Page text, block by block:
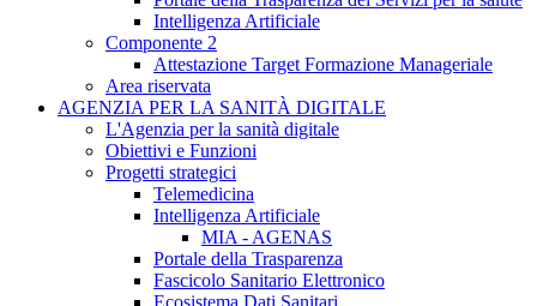
Intelligenza Artificiale
Componente 2
Attestazione Target Formazione Manageriale
Area riservata
AGENZIA PER LA SANITÀ DIGITALE
L'Agenzia per la sanità digitale
Obiettivi e Funzioni
Progetti strategici
Telemedicina
Intelligenza Artificiale
MIA - AGENAS
Portale della Trasparenza
Fascicolo Sanitario Elettronico
Ecosistema Dati Sanitari